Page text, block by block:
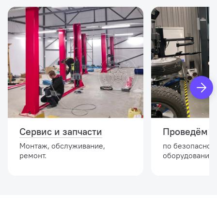
Сервис и запчасти
Монтаж, обслуживание,
ремонт.
Проведём
по
оборудовании.